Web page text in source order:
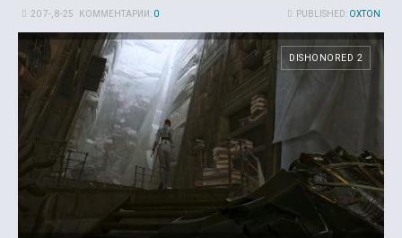
PUBLISHED: OXTON
20 7-, 8-25 КОММЕНТАРИИ: 0
DISHONORED 2